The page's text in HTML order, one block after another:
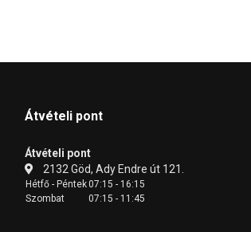
Átvételi pont
Átvételi pont
2132 Göd, Ady Endre út 121.
Hétfő - Péntek07:15 - 16:15
Szombat
07:15 - 11:45